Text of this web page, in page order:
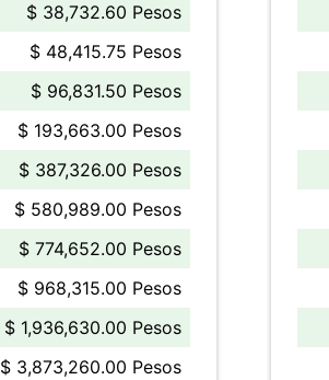
$ 38,732.60 Pesos
$ 48,415.75 Pesos
$ 96,831.50 Pesos
$ 193,663.00 Pesos
$ 387,326.00 Pesos
$ 580,989.00 Pesos
$ 774,652.00 Pesos
$ 968,315.00 Pesos
$ 1,936,630.00 Pesos
$ 3,873,260.00 Pesos